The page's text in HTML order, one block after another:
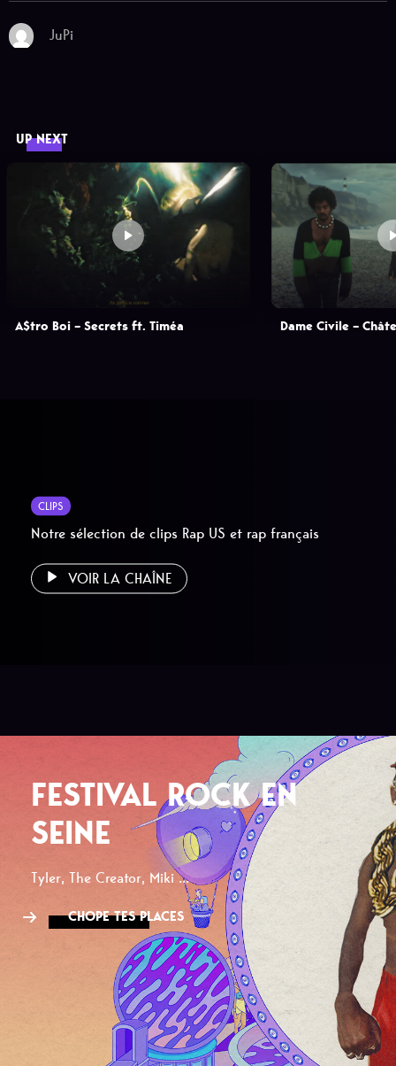
JuPi
UP NEXT
A$tro Boi – Secrets ft. Timéa Dame Civile –
CLIPS
Notre sélection de clips Rap US et rap français
VOIR LA CHAÎNE
FESTIVAL ROCK EN
SEINE
Tyler, The Creator, Miki ...
CHOPE TES PLACES